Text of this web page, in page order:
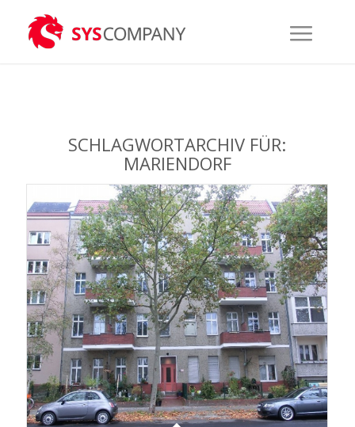
SCHLAGWORTARCHIV FÜR:
MARIENDORF